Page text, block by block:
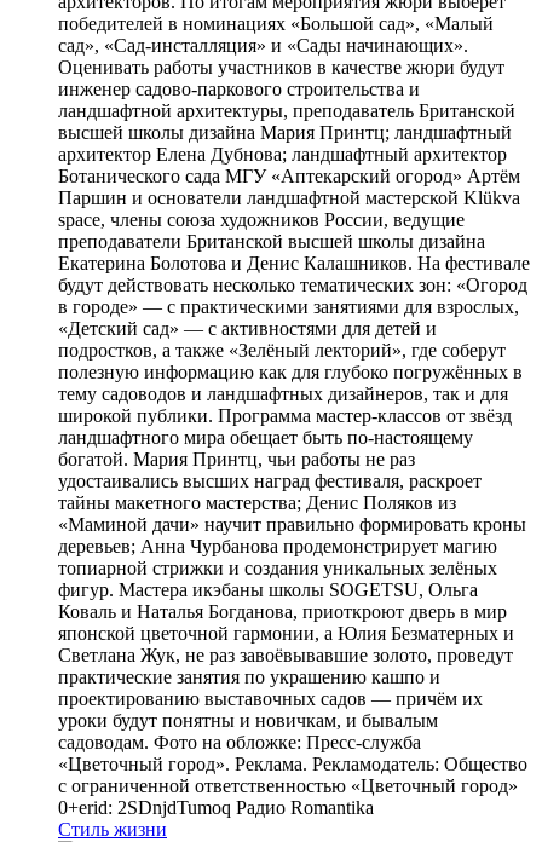
победителей в номинациях «Большой сад», «Малый
сад», «Сад-инсталляция» и «Сады начинающих».
Оценивать работы участников в качестве жюри будут
инженер садово-паркового строительства и
ландшафтной архитектуры, преподаватель Британской
высшей школы дизайна Мария Принтц; ландшафтный
архитектор Елена Дубнова; ландшафтный архитектор
Ботанического сада МГУ «Аптекарский огород» Артём
Паршин и основатели ландшафтной мастерской Klükva
space, члены союза художников России, ведущие
преподаватели Британской высшей школы дизайна
Екатерина Болотова и Денис Калашников. На фестивале
будут действовать несколько тематических зон: «Огород
в городе» — с практическими занятиями для взрослых,
«Детский сад» — с активностями для детей и
подростков, а также «Зелёный лекторий», где соберут
полезную информацию как для глубоко погружённых в
тему садоводов и ландшафтных дизайнеров, так и для
широкой публики. Программа мастер-классов от звёзд
ландшафтного мира обещает быть по-настоящему
богатой. Мария Принтц, чьи работы не раз
удостаивались высших наград фестиваля, раскроет
тайны макетного мастерства; Денис Поляков из
«Маминой дачи» научит правильно формировать кроны
деревьев; Анна Чурбанова продемонстрирует магию
топиарной стрижки и создания уникальных зелёных
фигур. Мастера икэбаны школы SOGETSU, Ольга
Коваль и Наталья Богданова, приоткроют дверь в мир
японской цветочной гармонии, а Юлия Безматерных и
Светлана Жук, не раз завоёвывавшие золото, проведут
практические занятия по украшению кашпо и
проектированию выставочных садов — причём их
уроки будут понятны и новичкам, и бывалым
садоводам. Фото на обложке: Пресс-служба
«Цветочный город». Реклама. Рекламодатель: Общество
с ограниченной ответственностью «Цветочный город»
0+erid: 2SDnjdTumoq Радио Romantika
Стиль жизни